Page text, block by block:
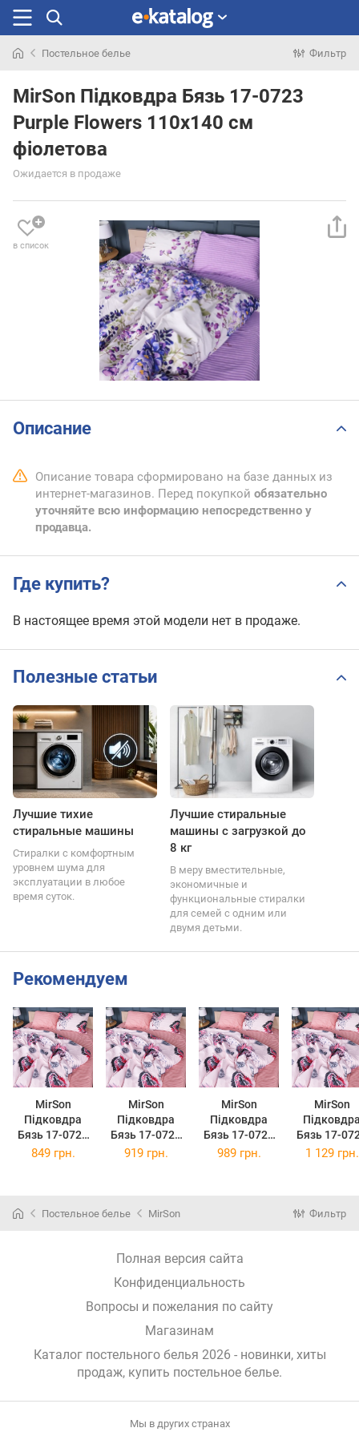
раньше
Постельное белье Фильтр
MirSon Підковдра Бязь 17-0723
Purple Flowers 110х140 см
фіолетова
Ожидается в продаже
в список
Описание
Описание товара сформировано на базе данных из
интернет-магазинов. Перед покупкой обязательно
уточняйте всю информацию непосредственно у
продавца.
Где купить?
В настоящее время этой модели нет в продаже.
Полезные статьи
Лучшие тихие
стиральные машины
Стиралки с комфортным
уровнем шума для
эксплуатации в любое
время суток.
Лучшие стиральные
машины с загрузкой до
8 кг
В меру вместительные,
экономичные и
функциональные стиралки
для семей с одним или
двумя детьми.
Рекомендуем
MirSon
Підковдра
Бязь 17-0724
Diamond
MirSon
Підковдра
Бязь 17-0724
Diamond
MirSon
Підковдра
Бязь 17-0724
Diamond
MirSon
Бязь 17-
Diamond
849 грн. 919 грн. 989 грн. 1 129 грн.
Постельное белье MirSon Фильтр
Полная версия сайта
Конфиденциальность
Вопросы и пожелания по сайту
Магазинам
Каталог постельного белья 2026 - новинки, хиты
продаж, купить постельное белье.
Мы в других странах